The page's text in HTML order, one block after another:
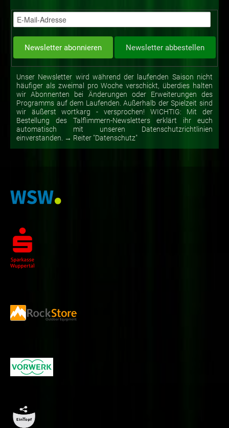
Unser Newsletter wird während der laufenden Saison nicht
häufiger als zweimal pro Woche verschickt, überdies halten
wir Abonnenten bei Änderungen oder Erweiterungen des
Programms auf dem Laufenden. Außerhalb der Spielzeit sind
wir äußerst wortkarg - versprochen! WICHTIG: Mit der
Bestellung des Talflimmern-Newsletters erklärt ihr euch
automatisch mit unseren Datenschutzrichtlinien
einverstanden. → Reiter "Datenschutz"